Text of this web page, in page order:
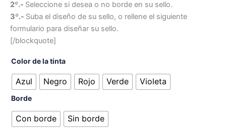
2º.- Seleccione si desea o no borde en su sello.
3º.- Suba el diseño de su sello, o rellene el siguiente
formulario para diseñar su sello.
[/blockquote]
Color de la tinta
Azul Negro Rojo Verde Violeta
Borde
Con borde Sin borde